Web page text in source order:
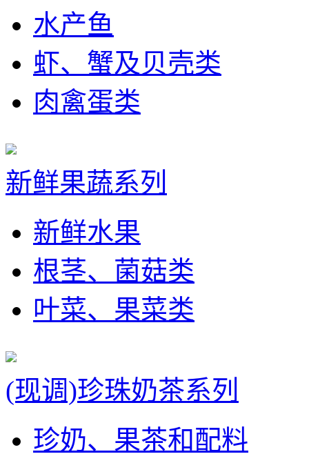
水产鱼
虾、蟹及贝壳类
肉禽蛋类
新鲜果蔬系列
新鲜水果
根茎、菌菇类
叶菜、果菜类
(现调)珍珠奶茶系列
珍奶、果茶和配料